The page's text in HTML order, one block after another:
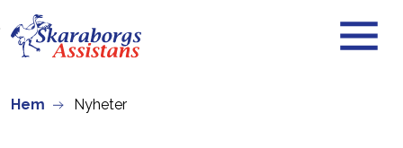
Skip to main content
Hem Nyheter